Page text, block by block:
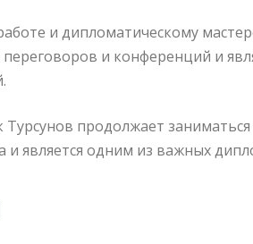
и дипломатическому
и конференций и
продолжает
и является одним из важных